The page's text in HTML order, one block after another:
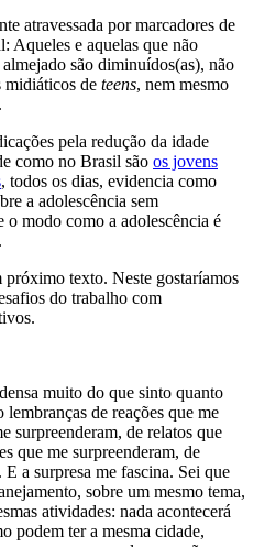
atravessada por marcadores de
Aqueles e aquelas que não
são diminuídos(as), não
midiáticos de teens, nem mesmo
.
pela redução da idade
como no Brasil são os jovens
, todos os dias, evidencia como
a adolescência sem
o modo como a adolescência é
próximo texto. Neste gostaríamos
do trabalho com
muito do que sinto quanto
de reações que me
surpreenderam, de relatos que
que me surpreenderam, de
a surpresa me fascina. Sei que
sobre um mesmo tema,
atividades: nada acontecerá
podem ter a mesma cidade,